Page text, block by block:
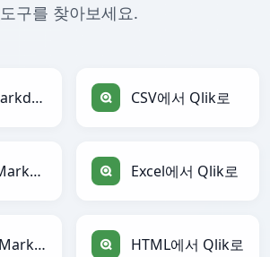
도구를 찾아보세요.
CSV에서 Markdown로 CSV에서 Qlik로
Excel에서 Markdown로 Excel에서 Qlik로
HTML에서 Markdown로 HTML에서 Qlik로